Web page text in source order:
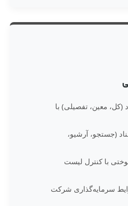
معین، تفصیلی) با
(جستجو، آرشیو،
با کنترل لیست
سرمایه‌گذاری شرکت